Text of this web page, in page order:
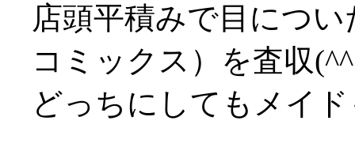
店頭平積みで目につ
コミックス）を査収
どっちにしてもメイ